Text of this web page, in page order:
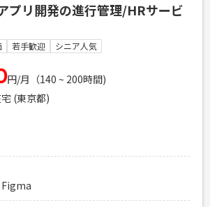
などのデザインツールの実務ご経験
のガイドラインに準拠したUIデザイン実
ンジニアやPMといった他職種とコミュニ
ら必要なデザインを見定めていく力の
ドエラーを繰り返しながらデザインを決
が無い方 ・デザインの言語化能力のある
サービスの開発経験4年以上
発経験1年以上
プリ開発の進行管理/HRサービ
若手歓迎 シニア人気
円/月（140 ~ 200時間)
(東京都)